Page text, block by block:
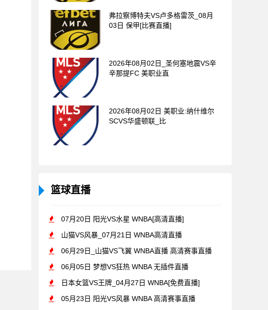
弗拉察博特夫VS卢多格雷茨_08月
03日 保甲[比赛直播]
2026年08月02日_圣何塞地震VS辛
辛那提FC 美职业直
2026年08月02日 美职业:纳什维尔
SCVS华盛顿联_比
篮球直播
07月20日 阳光VS水星 WNBA[高清直播]
山猫VS风暴_07月21日 WNBA高清直播
06月29日_山猫VS飞翼 WNBA直播 高清赛事直播
06月05日 梦想VS狂热 WNBA 无插件直播
日本女篮VS王牌_04月27日 WNBA[免费直播]
05月23日 阳光VS风暴 WNBA 高清赛事直播